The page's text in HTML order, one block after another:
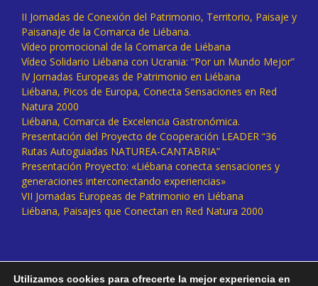
II Jornadas de Conexión del Patrimonio, Territorio, Paisaje y
Paisanaje de la Comarca de Liébana.
Vídeo promocional de la Comarca de Liébana
Vídeo Solidario Liébana con Ucrania: “Por un Mundo Mejor”
IV Jornadas Europeas de Patrimonio en Liébana
Liébana, Picos de Europa, Conecta Sensaciones en Red
Natura 2000
Liébana, Comarca de Excelencia Gastronómica.
Presentación del Proyecto de Cooperación LEADER “36
Rutas Autoguiadas NATUREA-CANTABRIA”
Presentación Proyecto: «Liébana conecta sensaciones y
generaciones interconectando experiencias»
VII Jornadas Europeas de Patrimonio en Liébana
Liébana, Paisajes que Conectan en Red Natura 2000
Utilizamos cookies para ofrecerte la mejor experiencia en